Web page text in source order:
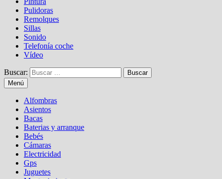
Pulidoras
Remolques
Sillas
Sonido
Telefonía coche
Vídeo
Buscar:
Menú
Alfombras
Asientos
Bacas
Baterias y arranque
Bebés
Cámaras
Electricidad
Gps
Juguetes